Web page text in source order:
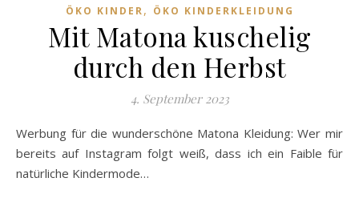
ÖKO KINDER, ÖKO KINDERKLEIDUNG
Mit Matona kuschelig
durch den Herbst
4. September 2023
Werbung für die wunderschöne Matona Kleidung: Wer mir
bereits auf Instagram folgt weiß, dass ich ein Faible für
natürliche Kindermode…